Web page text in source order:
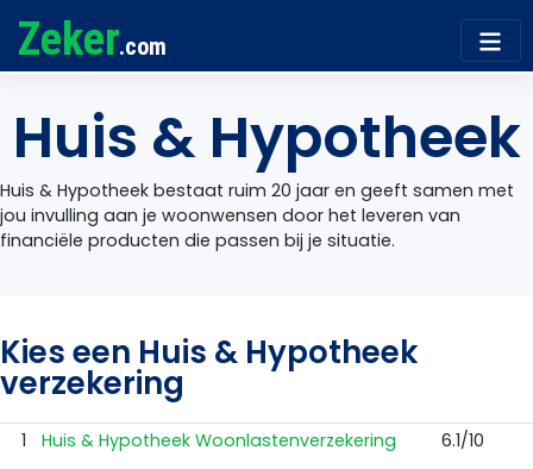
Zeker.com
Huis & Hypotheek
Huis & Hypotheek bestaat ruim 20 jaar en geeft samen met
jou invulling aan je woonwensen door het leveren van
financiële producten die passen bij je situatie.
Kies een Huis & Hypotheek
verzekering
1 Huis & Hypotheek Woonlastenverzekering 6.1/10